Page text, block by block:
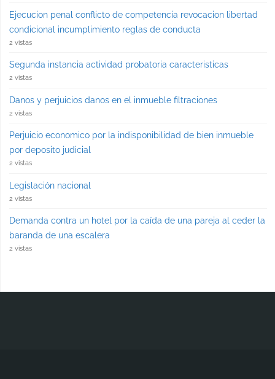
Ejecucion penal conflicto de competencia revocacion libertad
condicional incumplimiento reglas de conducta
2 vistas
Segunda instancia actividad probatoria caracteristicas
2 vistas
Danos y perjuicios danos en el inmueble filtraciones
2 vistas
Perjuicio economico por la indisponibilidad de bien inmueble
por deposito judicial
2 vistas
Legislación nacional
2 vistas
Demanda contra un hotel por la caída de una pareja al ceder la
baranda de una escalera
2 vistas